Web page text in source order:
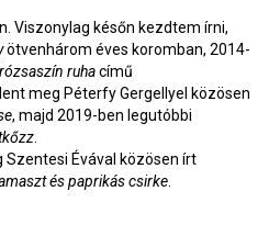
Viszonylag későn kezdtem írni,
ötvenhárom éves koromban, 2014-
ruhacímű
meg Péterfy Gergellyel közösen
, majd 2019-ben legutóbbi
.
Évával közösen írt
és paprikás csirke.